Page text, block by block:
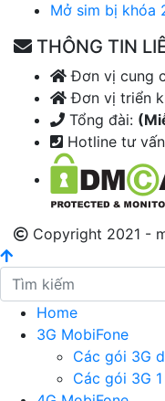
Mở sim bị khóa
THÔNG TIN
Đơn vị cung
Đơn vị triển
Tổng đài:
Hotline tư
Copyright 2021 -
Home
3G MobiFone
Các gói 3G
Các gói 3G